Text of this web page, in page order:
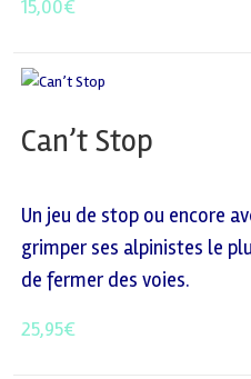
15,00€
Can’t Stop
Un jeu de stop ou encore
grimper ses alpinistes le
de fermer des voies.
25,95€